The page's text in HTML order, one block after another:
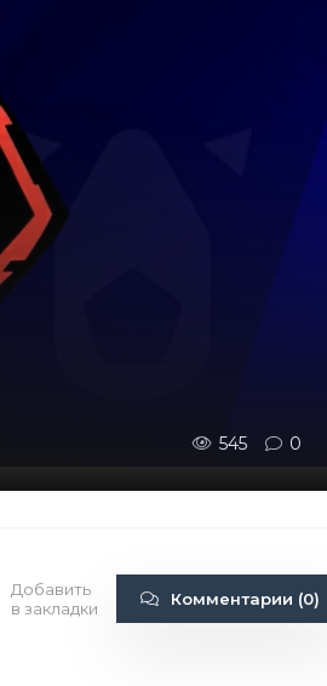
545 0
Добавить
в закладки
Комментарии (0)